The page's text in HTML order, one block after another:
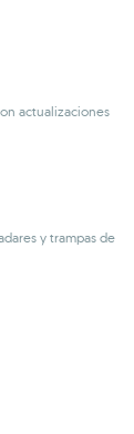
actualizaciones
y trampas de